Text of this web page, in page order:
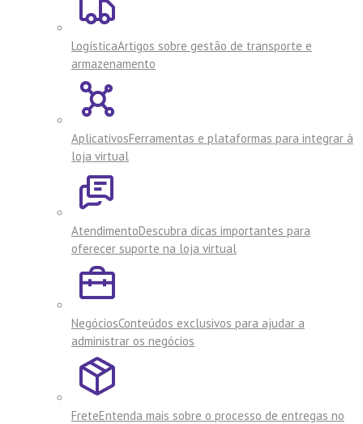
LogísticaArtigos sobre gestão de transporte e
armazenamento
AplicativosFerramentas e plataformas para integrar à
loja virtual
AtendimentoDescubra dicas importantes para
oferecer suporte na loja virtual
NegóciosConteúdos exclusivos para ajudar a
administrar os negócios
FreteEntenda mais sobre o processo de entregas no